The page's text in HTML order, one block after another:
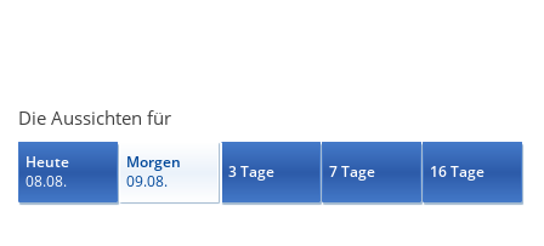
Die Aussichten für
Heute
08.08.
Morgen
09.08.
3 Tage 7 Tage 16 Tage